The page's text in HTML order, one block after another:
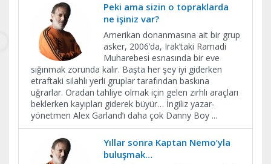
Peki ama sizin o topraklarda
ne işiniz var?
Amerikan donanmasına ait bir grup
asker, 2006’da, Irak’taki Ramadi
Muharebesi esnasında bir eve
sığınmak zorunda kalır. Başta her şey iyi giderken
etraftaki silahlı yerli gruplar tarafından baskına
uğrarlar. Oradan tahliye olmak için gelen zırhlı araçları
beklerken kayıpları giderek büyür… İngiliz yazar-
yönetmen Alex Garland’ı daha çok Danny Boy ...
Yıllar sonra Kaptan Nemo’yla
buluşmak…